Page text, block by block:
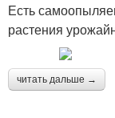
Есть
растения
читать дальше →